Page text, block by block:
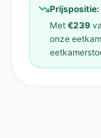
Prijspositie:
Met €239
onze